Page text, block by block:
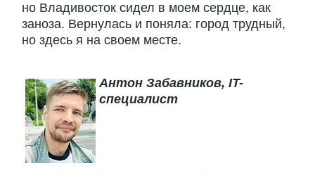
но Владивосток сидел в моем сердце, как
заноза. Вернулась и поняла: город трудный,
но здесь я на своем месте.
Антон Забавников, IT-
специалист